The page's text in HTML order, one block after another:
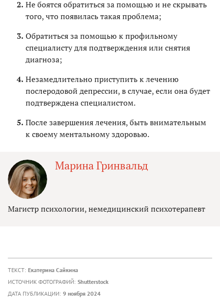
Не боятся обратиться за помощью и не скрывать
того, что появилась такая проблема;
Обратиться за помощью к профильному
специалисту для подтверждения или снятия
диагноза;
Незамедлительно приступить к лечению
послеродовой депрессии, в случае, если она будет
подтверждена специалистом.
После завершения лечения, быть внимательным
к своему ментальному здоровью.
Марина Гринвальд
Магистр психологии, немедицинский психотерапевт
ТЕКСТ: Екатерина Сайкина
ИСТОЧНИК ФОТОГРАФИЙ: Shutterstock
ДАТА ПУБЛИКАЦИИ: 9 ноября 2024